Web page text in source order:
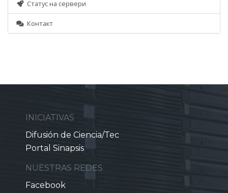
Статус на сервери
Контакт
INICIATIVAS
Difusión de Ciencia/Tec
Portal Sinapsis
NUESTRAS REDES
Facebook